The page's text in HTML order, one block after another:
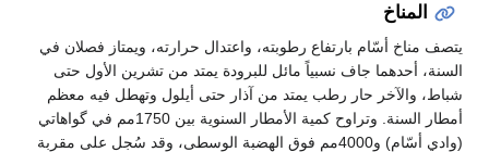
المناخ
يتصف مناخ أسّام بارتفاع رطوبته، واعتدال حرارته، ويمتاز فصلان في
السنة، أحدهما جاف نسبياً مائل للبرودة يمتد من تشرين الأول حتى
شباط، والآخر حار رطب يمتد من آذار حتى أيلول وتهطل فيه معظم
أمطار السنة. وتراوح كمية الأمطار السنوية بين 1750مم في گواهاتي
(وادي أسّام) و4000مم فوق الهضبة الوسطى، وقد سُجل على مقربة